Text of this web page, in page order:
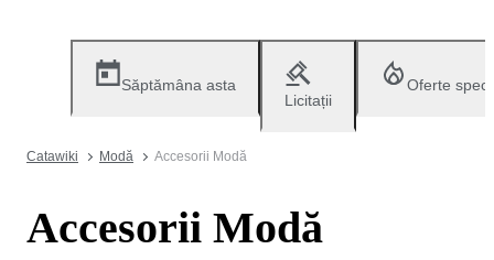
Săptămâna asta
Licitații
Oferte
Catawiki Modă Accesorii Modă
Accesorii Modă